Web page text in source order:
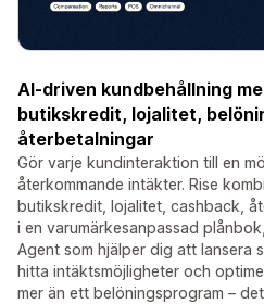
AI-driven kundbehållning
butikskredit, lojalitet,
återbetalningar
Gör varje kundinteraktion till en
återkommande intäkter. Rise
butikskredit, lojalitet, cashback,
i en varumärkesanpassad
Agent som hjälper dig att lansera
hitta intäktsmöjligheter och
mer än ett belöningsprogram –